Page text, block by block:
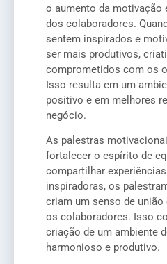
o aumento da motivação
dos colaboradores.
sentem inspirados e
ser mais produtivos,
comprometidos com os
Isso resulta em um
positivo e em melhores
negócio.
As palestras
fortalecer o espírito de
compartilhar
inspiradoras, os
criam um senso de
os colaboradores. Isso
criação de um ambiente
harmonioso e produtivo.